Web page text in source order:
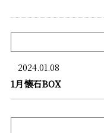
2024.01.08
1月懐石BOX